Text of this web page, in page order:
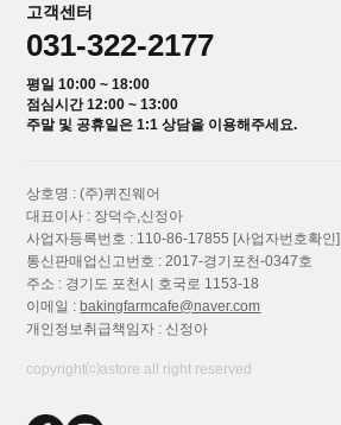
고객센터
031-322-2177
평일 10:00 ~ 18:00
점심시간 12:00 ~ 13:00
주말 및 공휴일은 1:1 상담을 이용해주세요.
상호명 : (주)퀴진웨어
대표이사 : 장덕수,신정아
사업자등록번호 : 110-86-17855 [사업자번호확인]
통신판매업신고번호 : 2017-경기포천-0347호
주소 : 경기도 포천시 호국로 1153-18
이메일 :bakingfarmcafe@naver.com
개인정보취급책임자 : 신정아
copyright⒞astore all right reserved